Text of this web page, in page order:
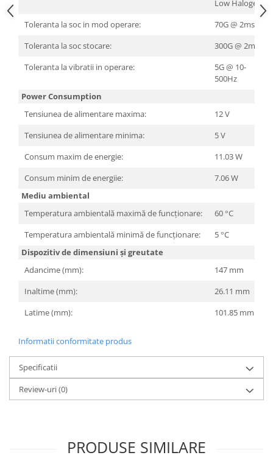
Televizoare & accesorii
Multiboard & Accessorii
Multimedia
Cloud si Aplicatii SaaS
Sisteme Videoconferinta
Securitate Date
Firewall
Antivirus
Low Halogen
Toleranta la soc in mod operare:
70G @ 2ms
Toleranta la soc stocare:
300G @ 2ms
Toleranta la vibratii in operare:
5G @ 10-
500Hz
Power Consumption
Tensiunea de alimentare maxima:
12 V
Tensiunea de alimentare minima:
5 V
Consum maxim de energie:
11.03 W
Consum minim de energiie:
7.06 W
Mediu ambiental
Temperatura ambientală maximă de funcționare:
60 °C
Temperatura ambientală minimă de funcționare:
5 °C
Dispozitiv de dimensiuni și greutate
Adancime (mm):
147 mm
Inaltime (mm):
26.11 mm
Latime (mm):
101.85 mm
Informatii conformitate produs
Specificatii
Review-uri(0)
PRODUSE SIMILARE